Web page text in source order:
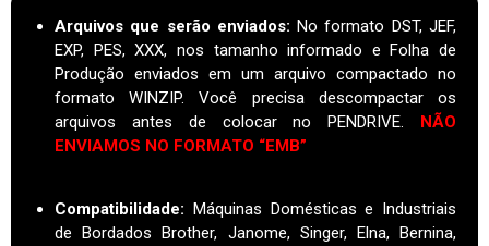
Arquivos que serão enviados: No formato DST, JEF,
EXP, PES, XXX, nos tamanho informado e Folha de
Produção enviados em um arquivo compactado no
formato WINZIP. Você precisa descompactar os
arquivos antes de colocar no PENDRIVE. NÃO
ENVIAMOS NO FORMATO “EMB”
Compatibilidade:
Máquinas Domésticas e Industriais
de Bordados Brother, Janome, Singer, Elna, Bernina,